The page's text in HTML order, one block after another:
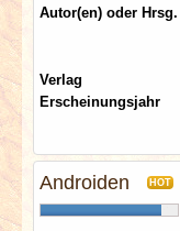
Autor(en) oder Hrsg.
Verlag
Erscheinungsjahr
Androiden HOT